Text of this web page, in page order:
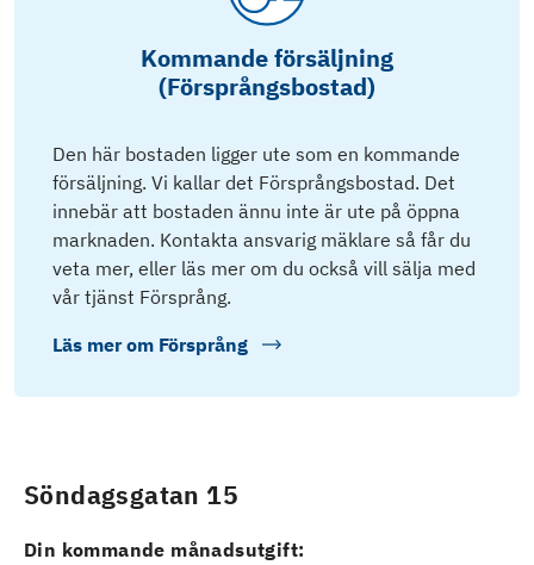
Kommande försäljning
(Försprångsbostad)
Den här bostaden ligger ute som en kommande
försäljning. Vi kallar det Försprångsbostad. Det
innebär att bostaden ännu inte är ute på öppna
marknaden. Kontakta ansvarig mäklare så får du
veta mer, eller läs mer om du också vill sälja med
vår tjänst Försprång.
Läs mer om Försprång
Söndagsgatan 15
Din kommande månadsutgift: